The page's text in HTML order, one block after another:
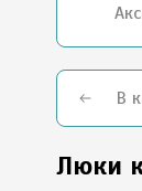
В
Люки